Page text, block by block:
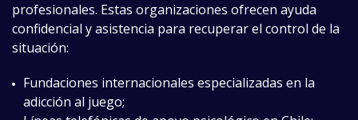
profesionales. Estas organizaciones ofrecen ayuda
confidencial y asistencia para recuperar el control de la
situación:
Fundaciones internacionales especializadas en la
adicción al juego;